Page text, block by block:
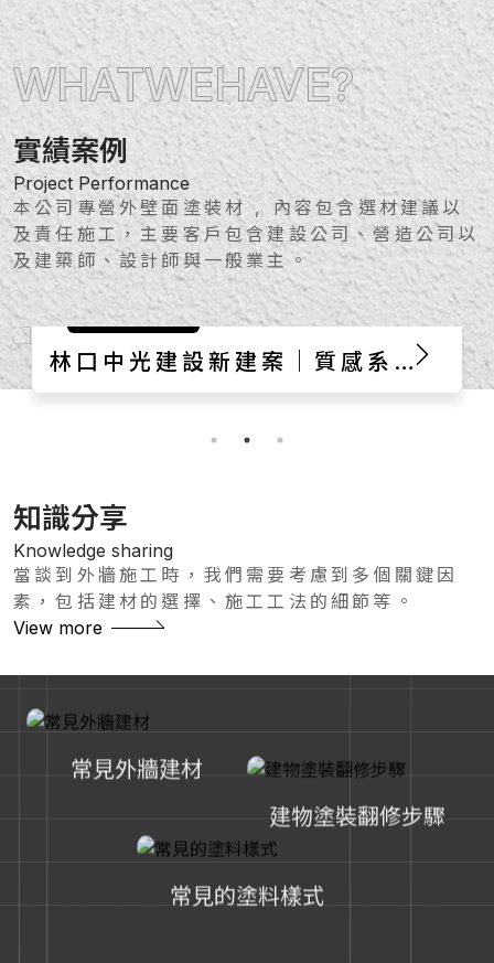
WHATWEHAVE?
實績案例
Project Performance
本公司專營外壁面塗裝材 , 內容包含選材建議以
及責任施工，主要客戶包含建設公司、營造公司以
及建築師、設計師與一般業主。
外牆新建｜
林口中光建設新建案｜質感系石
白外牆
知識分享
Knowledge sharing
當談到外牆施工時，我們需要考慮到多個關鍵因
素，包括建材的選擇、施工工法的細節等。
View more
常見外牆建材
建物塗裝翻修步驟
常見的塗料樣式